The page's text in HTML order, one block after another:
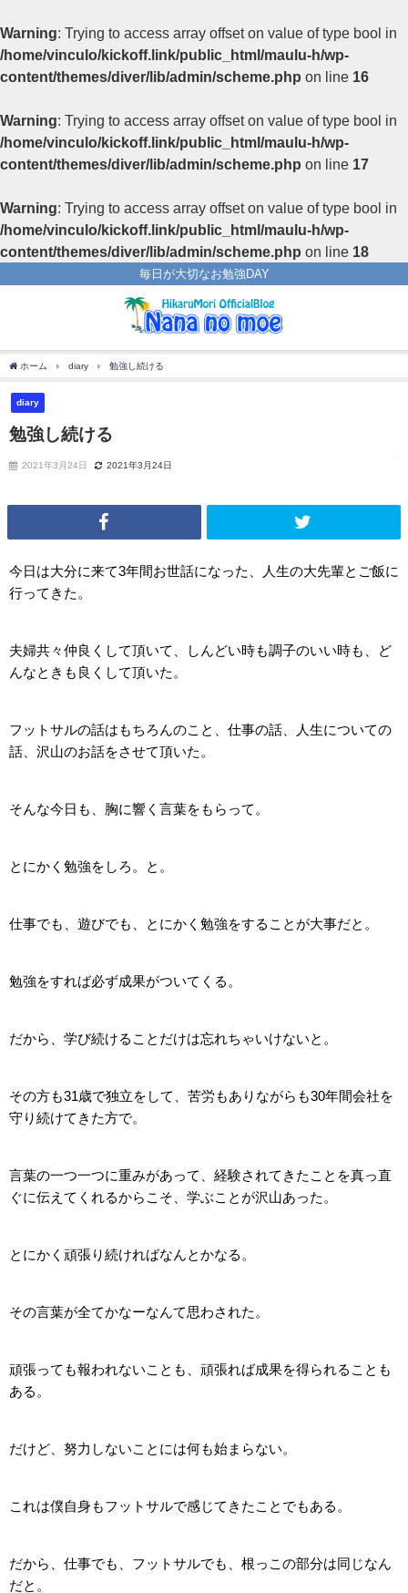
Warning: Trying to access array offset on value of type bool in
/home/vinculo/kickoff.link/public_html/maulu-h/wp-
content/themes/diver/lib/admin/scheme.php on line 16
Warning: Trying to access array offset on value of type bool in
/home/vinculo/kickoff.link/public_html/maulu-h/wp-
content/themes/diver/lib/admin/scheme.php on line 17
Warning: Trying to access array offset on value of type bool in
/home/vinculo/kickoff.link/public_html/maulu-h/wp-
content/themes/diver/lib/admin/scheme.php on line 18
毎日が大切なお勉強DAY
ホーム diary 勉強し続ける
diary
勉強し続ける
2021年3月24日 2021年3月24日
今日は大分に来て3年間お世話になった、人生の大先輩とご飯に
行ってきた。
夫婦共々仲良くして頂いて、しんどい時も調子のいい時も、ど
んなときも良くして頂いた。
フットサルの話はもちろんのこと、仕事の話、人生についての
話、沢山のお話をさせて頂いた。
そんな今日も、胸に響く言葉をもらって。
とにかく勉強をしろ。と。
仕事でも、遊びでも、とにかく勉強をすることが大事だと。
勉強をすれば必ず成果がついてくる。
だから、学び続けることだけは忘れちゃいけないと。
その方も31歳で独立をして、苦労もありながらも30年間会社を
守り続けてきた方で。
言葉の一つ一つに重みがあって、経験されてきたことを真っ直
ぐに伝えてくれるからこそ、学ぶことが沢山あった。
とにかく頑張り続ければなんとかなる。
その言葉が全てかなーなんて思わされた。
頑張っても報われないことも、頑張れば成果を得られることも
ある。
だけど、努力しないことには何も始まらない。
これは僕自身もフットサルで感じてきたことでもある。
だから、仕事でも、フットサルでも、根っこの部分は同じなん
だと。